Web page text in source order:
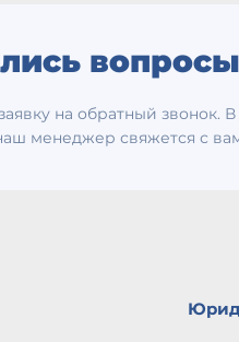
на обратный звонок.
менеджер свяжется с